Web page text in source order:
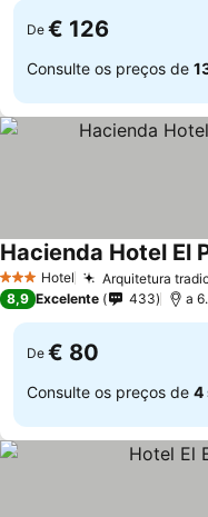
De € 126
Consulte os preços de
3 EstrelasHotel Arquitetura
Hacienda Hotel El
8,9 Excelente 433 a
De € 80
Consulte os preços de 4